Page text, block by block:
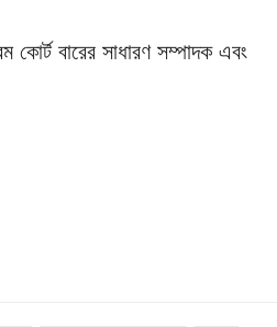
বারের সাধারণ সম্পাদক এবং